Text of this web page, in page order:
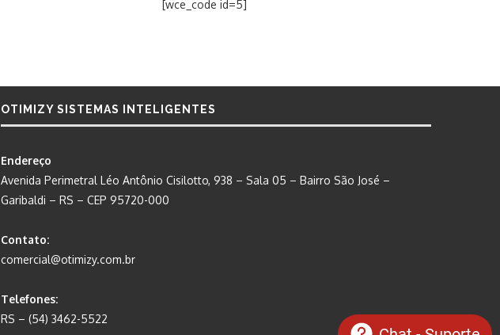
[wce_code id=5]
OTIMIZY SISTEMAS INTELIGENTES
Endereço
Avenida Perimetral Léo Antônio Cisilotto, 938 – Sala 05 – Bairro São José –
Garibaldi – RS – CEP 95720-000
Contato:
comercial@otimizy.com.br
Telefones:
RS – (54) 3462-5522